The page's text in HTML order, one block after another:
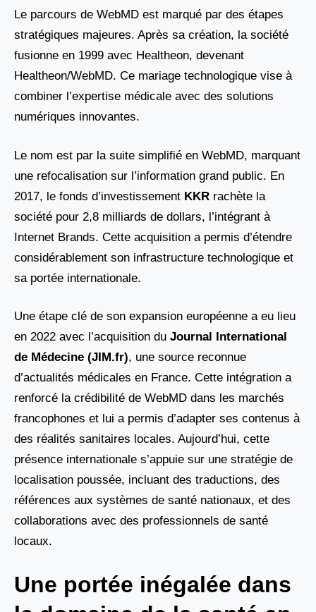
Le parcours de WebMD est marqué par des étapes
stratégiques majeures. Après sa création, la société
fusionne en 1999 avec Healtheon, devenant
Healtheon/WebMD. Ce mariage technologique vise à
combiner l’expertise médicale avec des solutions
numériques innovantes.
Le nom est par la suite simplifié en WebMD, marquant
une refocalisation sur l’information grand public. En
2017, le fonds d’investissement KKR rachète la
société pour 2,8 milliards de dollars, l’intégrant à
Internet Brands. Cette acquisition a permis d’étendre
considérablement son infrastructure technologique et
sa portée internationale.
Une étape clé de son expansion européenne a eu lieu
en 2022 avec l’acquisition du Journal International
de Médecine (JIM.fr), une source reconnue
d’actualités médicales en France. Cette intégration a
renforcé la crédibilité de WebMD dans les marchés
francophones et lui a permis d’adapter ses contenus à
des réalités sanitaires locales. Aujourd’hui, cette
présence internationale s’appuie sur une stratégie de
localisation poussée, incluant des traductions, des
références aux systèmes de santé nationaux, et des
collaborations avec des professionnels de santé
locaux.
Une portée inégalée dans